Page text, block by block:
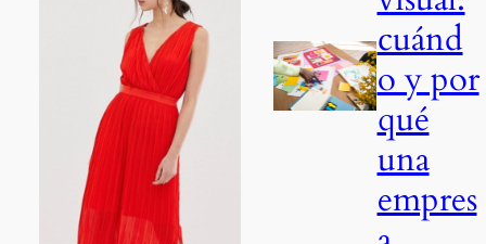
cuánd
o y por
qué
una
empres